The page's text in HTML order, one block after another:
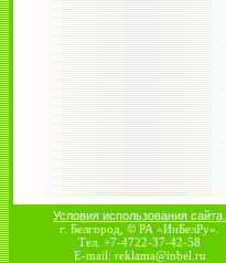
Условия использования сайта.
г. Белгород, © РА «ИнБелРу».
Тел. +7-4722-37-42-58
E-mail: reklama@inbel.ru